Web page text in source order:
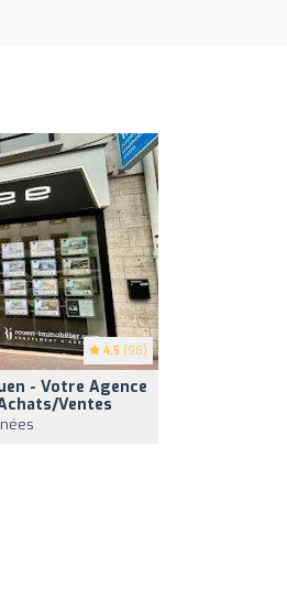
4.5 (98)
- Votre Agence
ventes